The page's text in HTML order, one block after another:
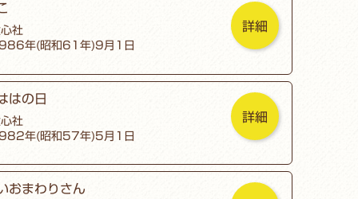
社
年(昭和61年)9月1日
詳細
はの日
社
年(昭和57年)5月1日
詳細
おまわりさん